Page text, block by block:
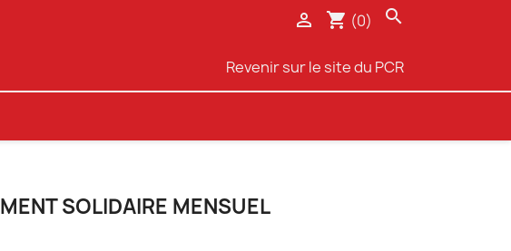
 shopping_cart (0) search
Revenir sur le site du PCR
SOLIDAIRE MENSUEL